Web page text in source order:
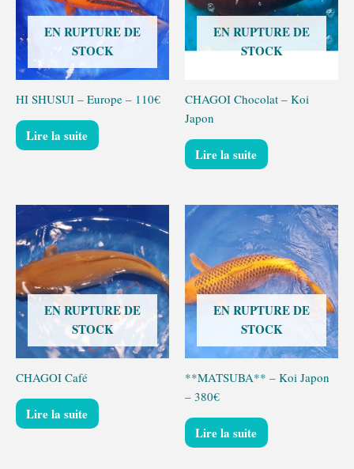
EN RUPTURE DE
STOCK
HI SHUSUI – Europe – 110€
Lire la suite
EN RUPTURE DE
STOCK
CHAGOI Chocolat – Koi
Japon
Lire la suite
EN RUPTURE DE
STOCK
CHAGOI Café
Lire la suite
EN RUPTURE DE
STOCK
**MATSUBA** – Koi Japon
– 380€
Lire la suite